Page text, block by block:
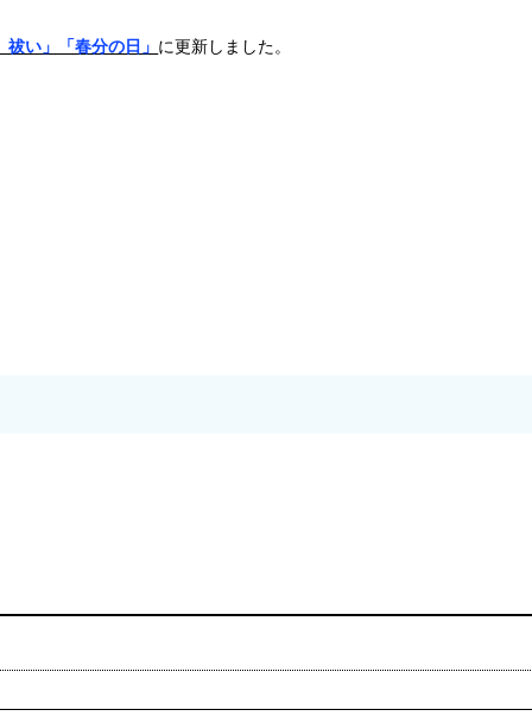
い」「春分の日」 に更新しました。